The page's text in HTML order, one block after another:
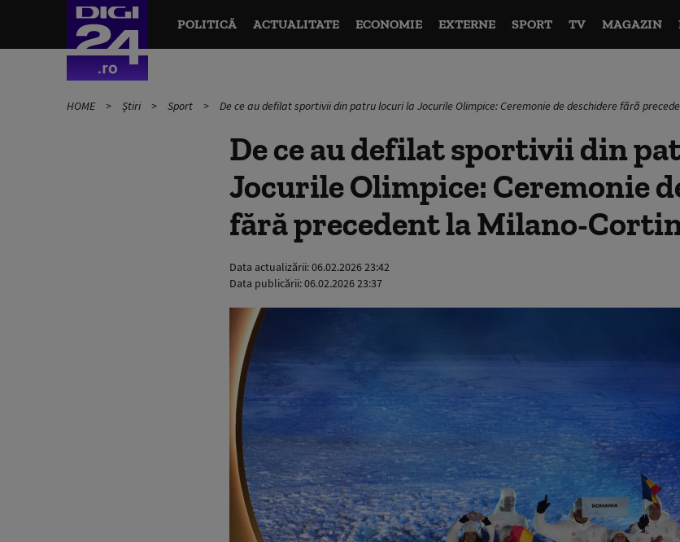
POLITICĂ ACTUALITATE ECONOMIE EXTERNE SPORT TV MAGAZIN
HOME Știri Sport De ce au defilat sportivii din patru locuri la Jocurile Olimpice: Ceremonie de deschidere fără
De ce au defilat sportivii din
Jocurile Olimpice: Ceremonie
fără precedent la Milano-
Data actualizării:06.02.2026 23:42
Data publicării:06.02.2026 23:37